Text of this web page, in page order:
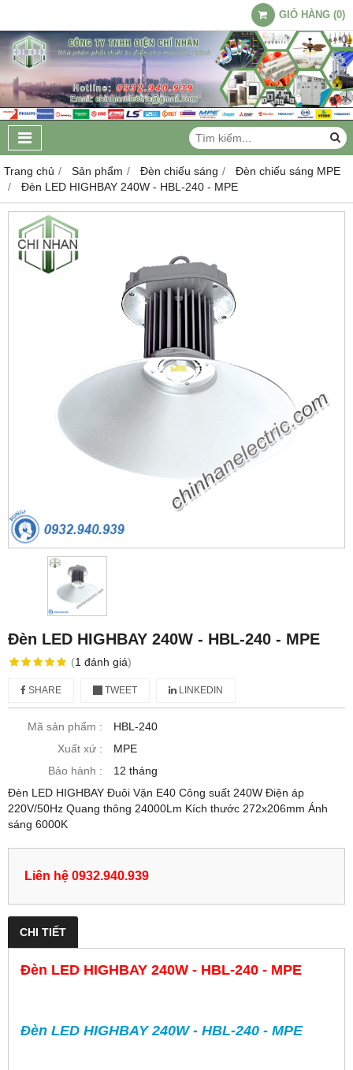
GIỎ HÀNG (0)
Trang chủ Sản phẩm Đèn chiếu sáng
Đèn chiếu sáng MPE
Đèn LED HIGHBAY 240W - HBL-240 - MPE
Đèn LED HIGHBAY 240W - HBL-240 - MPE
(1 đánh giá)
SHARE TWEET LINKEDIN
Mã sản phẩm :
HBL-240
Xuất xứ :
MPE
Bảo hành :
12 tháng
Đèn LED HIGHBAY Đuôi Vặn E40 Công suất 240W Điện áp
220V/50Hz Quang thông 24000Lm Kích thước 272x206mm Ánh
sáng 6000K
Liên hệ 0932.940.939
CHI TIẾT
Đèn LED HIGHBAY 240W - HBL-240 - MPE
Đèn LED HIGHBAY 240W - HBL-240 - MPE